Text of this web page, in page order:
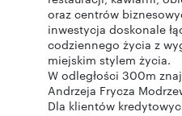
oraz centrów
inwestycja doskonale
codziennego życia z
miejskim stylem życia.
W odległości 300m
Andrzeja Frycza
Dla klientów